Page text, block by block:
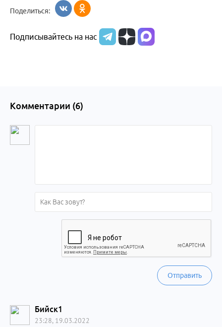
Поделиться:
Подписывайтесь на нас
Комментарии (6)
Отправить
Бийск1
23:28, 19.03.2022